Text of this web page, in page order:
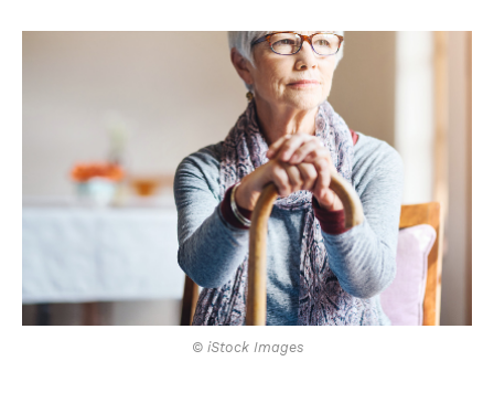
© iStock Images